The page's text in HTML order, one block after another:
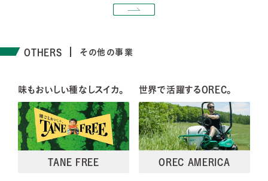
OTHERS その他の事業
味もおいしい種なしスイカ。
TANE FREE
世界で活躍するOREC。
OREC AMERICA